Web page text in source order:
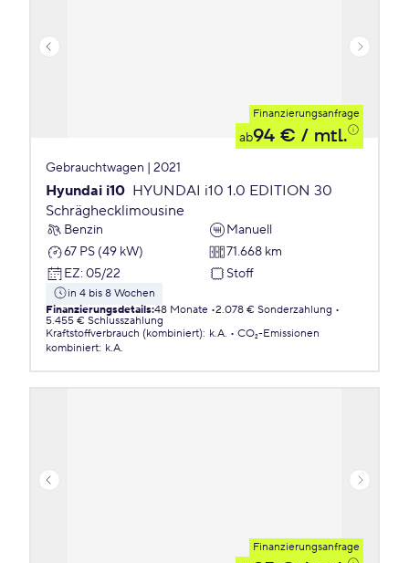
Finanzierungsanfrage
ab94 € / mtl.
Gebrauchtwagen | 2021
Hyundai i10 HYUNDAI i10 1.0 EDITION 30
Schräghecklimousine
Benzin
Manuell
67 PS (49 kW)
71.668 km
EZ: 05/22 Stoff
in 4 bis 8 Wochen
Finanzierungsdetails:48 Monate 2.078 € Sonderzahlung
5.455 € Schlusszahlung
Kraftstoffverbrauch (kombiniert): k.A.
CO₂-Emissionen
kombiniert: k.A.
Finanzierungsanfrage